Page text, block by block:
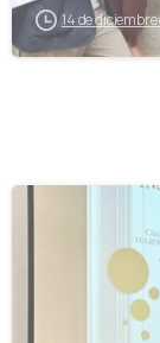
14 de